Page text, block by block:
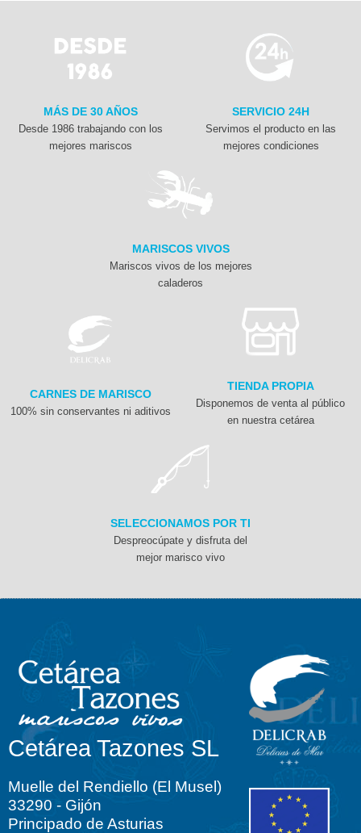
MÁS DE 30 AÑOS
Desde 1986 trabajando con los
mejores mariscos
SERVICIO 24H
Servimos el producto en las
mejores condiciones
MARISCOS VIVOS
Mariscos vivos de los mejores
caladeros
CARNES DE MARISCO
100% sin conservantes ni aditivos
TIENDA PROPIA
Disponemos de venta al público
en nuestra cetárea
SELECCIONAMOS POR TI
Despreocúpate y disfruta del
mejor marisco vivo
Cetárea Tazones SL
Muelle del Rendiello (El Musel)
33290 - Gijón
Principado de Asturias